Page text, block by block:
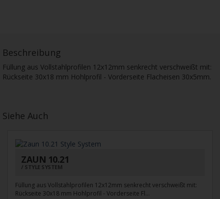
Beschreibung
Füllung aus Vollstahlprofilen 12x12mm senkrecht verschweißt mit:
Rückseite 30x18 mm Hohlprofil - Vorderseite Flacheisen 30x5mm.
Siehe Auch
ZAUN 10.21
STYLE SYSTEM
Füllung aus Vollstahlprofilen 12x12mm senkrecht verschweißt mit:
Rückseite 30x18 mm Hohlprofil - Vorderseite Fl...